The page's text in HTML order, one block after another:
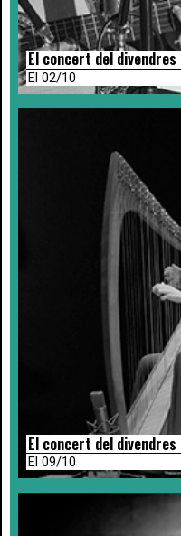
El concert del
El 02/10
El concert del
El 09/10